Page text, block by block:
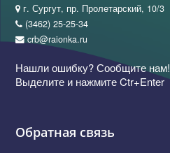
г. Сургут, пр. Пролетарский, 10/3
(3462) 25-25-34
crb@raionka.ru
Нашли ошибку? Сообщите нам!
Выделите и нажмите Ctr+Enter
Обратная связь